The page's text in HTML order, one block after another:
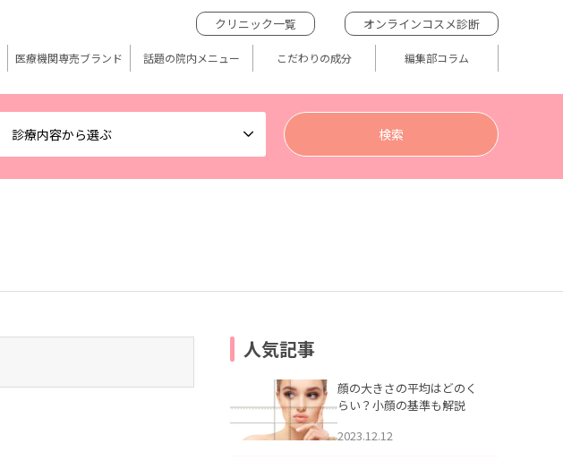
診療内容から選ぶ
クリニック一覧 オンラインコスメ診断
医療機関専売ブランド 話題の院内メニュー こだわりの成分 編集部コラム
人気記事
顔の大きさの平均はどのく
らい？小顔の基準も解説
2023.12.12